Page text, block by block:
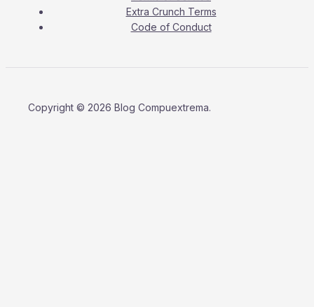
Extra Crunch Terms
Code of Conduct
Copyright © 2026 Blog Compuextrema.